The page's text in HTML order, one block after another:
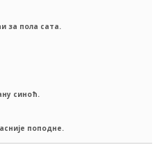
за пола сата.
синоћ.
поподне.